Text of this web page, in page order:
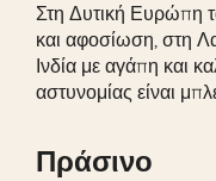
Στη Δυτική Ευρώπη
και αφοσίωση, στη
Ινδία με αγάπη και
αστυνομίας είναι
Πράσινο